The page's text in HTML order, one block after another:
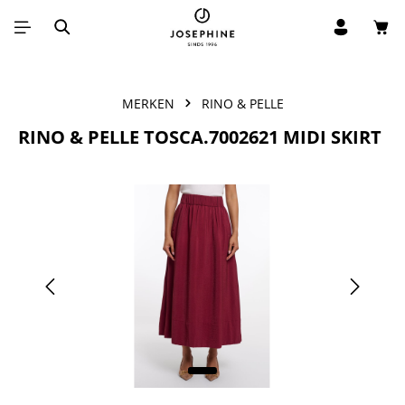
Ga naar de hoofdinhoud
MERKEN RINO & PELLE
RINO & PELLE TOSCA.7002621 MIDI SKIRT
Afbeeldingengalerij overslaan